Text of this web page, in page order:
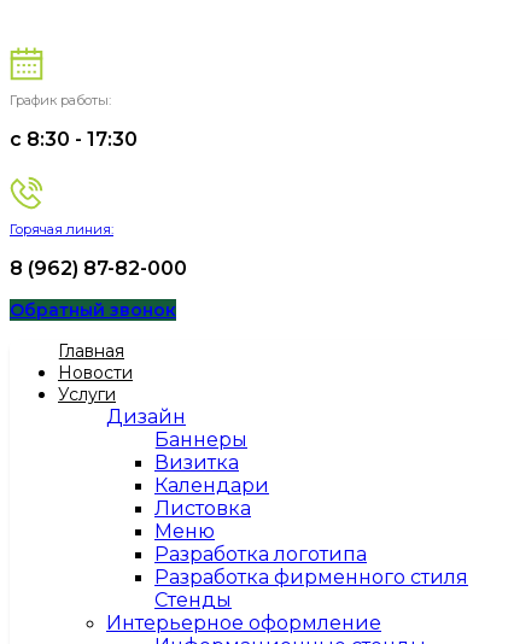
График работы:
c 8:30 - 17:30
Горячая линия:
8 (962) 87-82-000
Обратный звонок
Главная
Новости
Услуги
Дизайн
Баннеры
Визитка
Календари
Листовка
Меню
Разработка логотипа
Разработка фирменного стиля
Стенды
Интерьерное оформление